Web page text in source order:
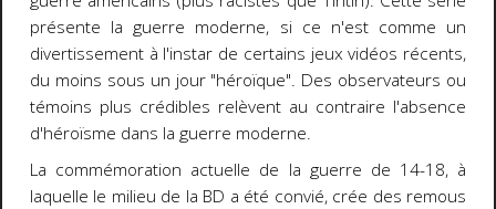
présente la guerre moderne, si ce n'est comme un
divertissement à l'instar de certains jeux vidéos récents,
du moins sous un jour "héroïque". Des observateurs ou
témoins plus crédibles relèvent au contraire l'absence
d'héroïsme dans la guerre moderne.
La commémoration actuelle de la guerre de 14-18, à
laquelle le milieu de la BD a été convié, crée des remous